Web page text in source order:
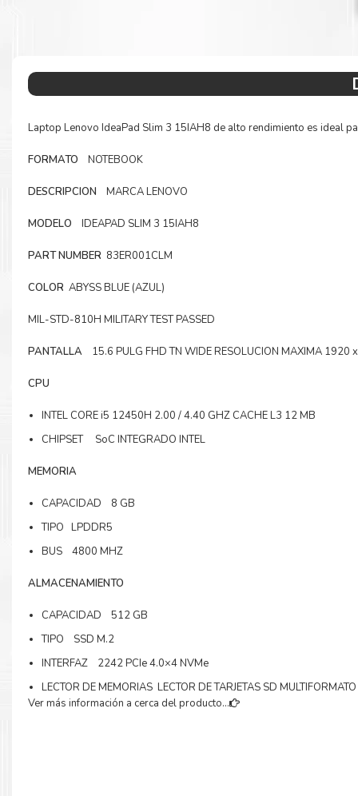
Laptop Lenovo IdeaPad Slim 3 15IAH8 de alto rendimiento es ideal
FORMATO NOTEBOOK
DESCRIPCION MARCA LENOVO
MODELO IDEAPAD SLIM 3 15IAH8
PART NUMBER 83ER001CLM
COLOR ABYSS BLUE (AZUL)
MIL-STD-810H MILITARY TEST PASSED
PANTALLA 15.6 PULG FHD TN WIDE RESOLUCION MAXIMA 1920
CPU
INTEL CORE i5 12450H 2.00 / 4.40 GHZ CACHE L3 12 MB
CHIPSET SoC INTEGRADO INTEL
MEMORIA
CAPACIDAD 8 GB
TIPO LPDDR5
BUS 4800 MHZ
ALMACENAMIENTO
CAPACIDAD 512 GB
TIPO SSD M.2
INTERFAZ 2242 PCIe 4.0×4 NVMe
LECTOR DE MEMORIAS LECTOR DE TARJETAS SD MULTIFORMATO
Ver más información a cerca del producto...